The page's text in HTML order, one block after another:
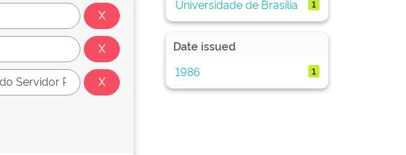
Universidade de Brasília 1
Date issued
1986
1